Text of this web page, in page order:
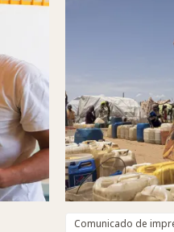
Comunicado de